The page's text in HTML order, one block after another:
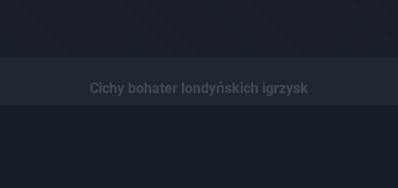
Cichy bohater londyńskich igrzysk